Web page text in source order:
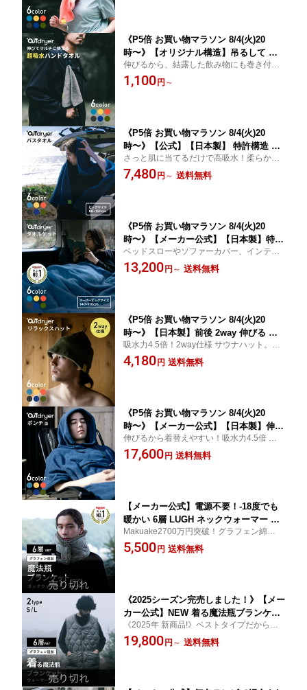
《P5倍 お買い物マラソン 8/4(火)20
時〜》【オリジナル構造】吊るして 速
乾！ ハンドタオル ループタオル おしゃ
れ｜ アウトドライヤー LUGH OUTdrye
伸びるから、結露した飲み物にも巻き付け
やすい！高吸水ハンドタオル！
1,100 円 ～
《P5倍 お買い物マラソン 8/4(火)20
時〜》【公式】【日本製】 特許構造 伸
びる！高吸水コットンタオル 薄いのに
吸水 バスタオル LUGH OUTdryer アウ
さっと肌に当てるだけで高吸水！柔らかく
て伸びがいいのに肌触りが良いバスタオ
ル！タオルケットにも！
7,480 円 ～ 送料無料
《P5倍 お買い物マラソン 8/4(火)20
時〜》【メーカー公式】【日本製】特許
構造 伸びる！軽くて薄い タオルケット
シングル LUGH OUTdryer アウトドラ
ベッドスローやソファーカバー、インテリ
アとしても使えるタオルケット
13,200 円 ～ 送料無料
《P5倍 お買い物マラソン 8/4(火)20
時〜》【日本製】前後 2way 伸びる 高
吸水 サウナハット 『 LUGH OUTdryer
リラックスハット 』 軽い コンパクト
吸水力4.5倍！2way仕様 サウナハット。タ
オルと同素材だからガシガシお洗濯OK！肌
当たり優しい綿素材。薄い。軽い。
4,180 円 送料無料
《P5倍 お買い物マラソン 8/4(火)20
時〜》【メーカー公式】【日本製】伸び
る 高吸水 サウナポンチョ 『 LUGH OU
Tdryer ポンチョ 』 タオルポンチョ サ
伸びるから着替えやすい！吸水力4.5倍 伸び
るサウナポンチョ。タオルと同素材だから
ガシガシお洗濯OK！肌当たり優しい綿素
17,600 円 送料無料
【メーカー公式】電源不要！-18度でも
暖かい 6層 LUGH ネックウォーマー 毎
冬テレビで紹介される 防寒グッズ 魔法
瓶ブランケット で作った マフラー 帽子
Makuake2700万円突破！グラフェン綿を追
加した魔法瓶ブランケットで作ったネック
ウォーマー＆フーディ
5,500 円 送料無料
《2025シーズン完売しました！》【メー
カー公式】NEW 着る魔法瓶ブランケッ
ト ウォーマーベスト 新登場！-18度でも
暖かい！グラフェン綿追加！ 電源不要
《2025年 新商品!》ベストタイプだから嵩
張らずアクティブ動ける！暖かさはそのま
ま、魔法瓶ブランケットの素材で作ったベ
19,800 円 ～ 送料無料